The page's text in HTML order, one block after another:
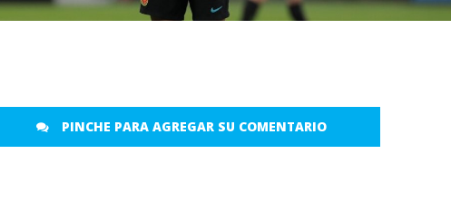
PINCHE PARA AGREGAR SU COMENTARIO